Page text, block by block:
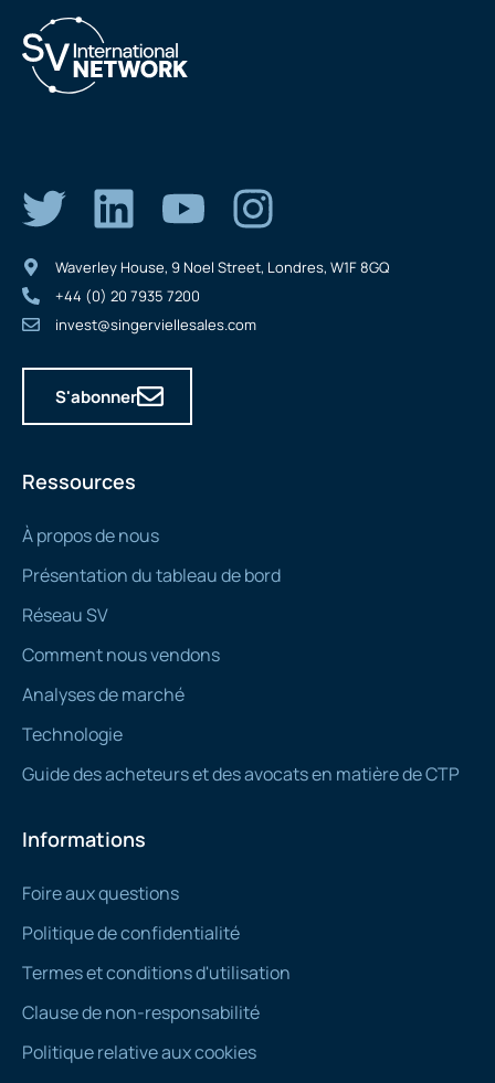
Ressources
À propos de nous
Présentation du tableau de bord
Réseau SV
Comment nous vendons
Analyses de marché
Technologie
Guide des acheteurs et des avocats en matière de CTP
Informations
Foire aux questions
Politique de confidentialité
Termes et conditions d'utilisation
Clause de non-responsabilité
Politique relative aux cookies
Waverley House, 9 Noel Street, Londres, W1F 8GQ
+44 (0) 20 7935 7200
invest@singerviellesales.com
S'abonner